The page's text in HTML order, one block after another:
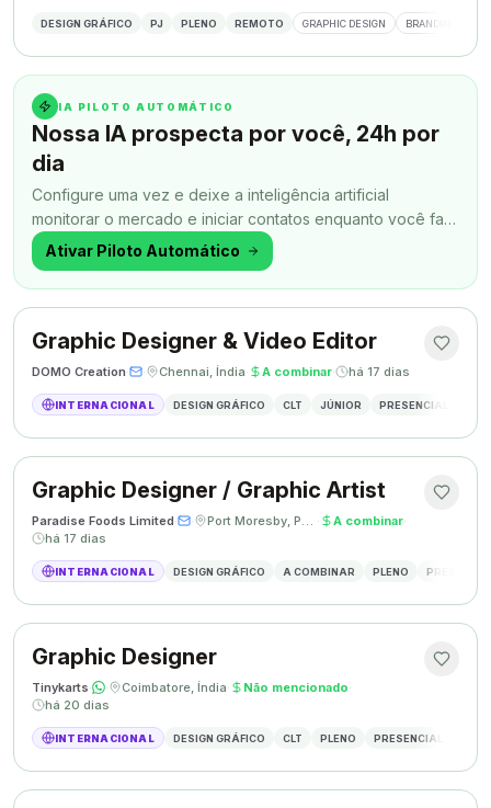
DESIGN GRÁFICO PJ PLENO REMOTO GRAPHIC DESIGN BRANDING
IA PILOTO AUTOMÁTICO
Nossa IA prospecta por você, 24h por
dia
Configure uma vez e deixe a inteligência artificial
monitorar o mercado e iniciar contatos enquanto você faz
outra coisa.
Ativar Piloto Automático
Graphic Designer & Video Editor
DOMO Creation· · Chennai, Índia· A combinar· há 17 dias
INTERNACIONAL DESIGN GRÁFICO CLT JÚNIOR PRESENCIAL
Graphic Designer / Graphic Artist
Paradise Foods Limited· · Port Moresby, Papua Nova Guiné · A combinar·
há 17 dias
INTERNACIONAL DESIGN GRÁFICO A COMBINAR PLENO
Graphic Designer
Tinykarts· · Coimbatore, Índia· Não mencionado·
há 20 dias
INTERNACIONAL DESIGN GRÁFICO CLT PLENO PRESENCIAL